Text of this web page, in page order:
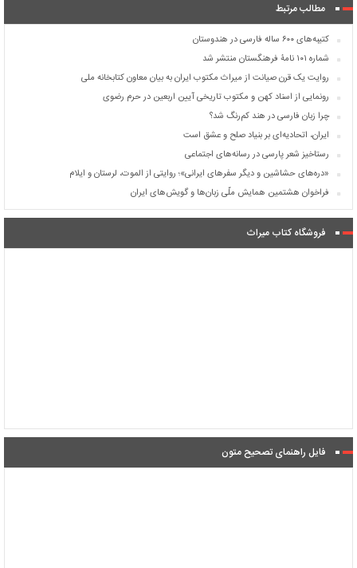
مطالب مرتبط
کتیبه‌های ۶۰۰ ساله فارسی در هندوستان
شماره ۱۰۱ نامۀ فرهنگستان منتشر شد
روایت یک قرن صیانت از میراث مکتوب ایران به بیان معاون کتابخانه ملی
رونمایی از اسناد کهن و مکتوب تاریخی آیین اربعین در حرم رضوی
چرا زبان فارسی در هند کم‌رنگ شد؟
ایران، اتحادیه‌ای بر بنیاد صلح و عشق است
رستاخیز شعر پارسی در رسانه‌های اجتماعی
«دره‌های حشاشین و دیگر سفرهای ایرانی»؛ روایتی از الموت، لرستان و ایلام
فراخوان هشتمین همایش ملّی زبان‌ها و گویش‌های ایران
فروشگاه کتاب میراث
فایل راهنمای تصحیح متون